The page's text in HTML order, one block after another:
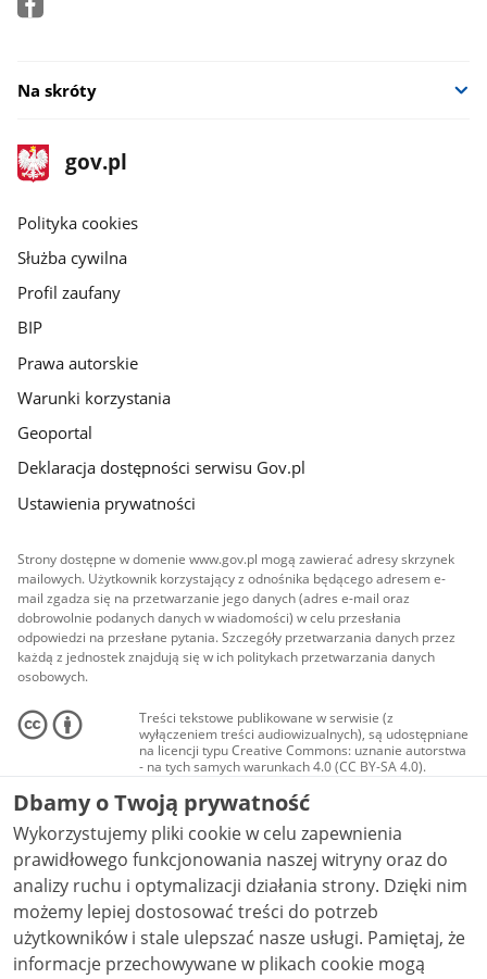
Na skróty
stopka
gov.pl
Strona
gov.pl
gov.pl
Polityka cookies
Służba cywilna
Profil zaufany
BIP
Prawa autorskie
Warunki korzystania
Geoportal
Deklaracja dostępności serwisu Gov.pl
Ustawienia prywatności
Strony dostępne w domenie www.gov.pl mogą zawierać adresy skrzynek
mailowych. Użytkownik korzystający z odnośnika będącego adresem e-
mail zgadza się na przetwarzanie jego danych (adres e-mail oraz
dobrowolnie podanych danych w wiadomości) w celu przesłania
odpowiedzi na przesłane pytania. Szczegóły przetwarzania danych przez
każdą z jednostek znajdują się w ich politykach przetwarzania danych
osobowych.
Treści tekstowe publikowane w serwisie (z
wyłączeniem treści audiowizualnych), są udostępniane
na licencji typu Creative Commons: uznanie autorstwa
- na tych samych warunkach 4.0 (CC BY-SA 4.0).
Materiały audiowizualne, w tym zdjęcia, materiały
audio i wideo, są udostępniane na licencji typu
Creative Commons: uznanie autorstwa użycie
niekomercyjne - bez utworów zależnych 4.0 (CC BY-
NC-ND 4.0), o ile nie jest to stwierdzone inaczej.
Dbamy o Twoją prywatność
Wykorzystujemy pliki cookie w celu zapewnienia
prawidłowego funkcjonowania naszej witryny oraz do
analizy ruchu i optymalizacji działania strony. Dzięki nim
możemy lepiej dostosować treści do potrzeb
użytkowników i stale ulepszać nasze usługi. Pamiętaj, że
informacje przechowywane w plikach cookie mogą